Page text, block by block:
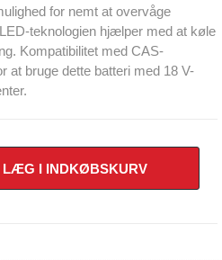
for nemt at overvåge
teknologien hjælper med at køle
Kompatibilitet med CAS-
at bruge dette batteri med 18 V-
LÆG I INDKØBSKURV